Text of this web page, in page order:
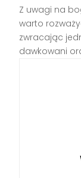
Z uwagi na
warto
zwracając
dawkowani